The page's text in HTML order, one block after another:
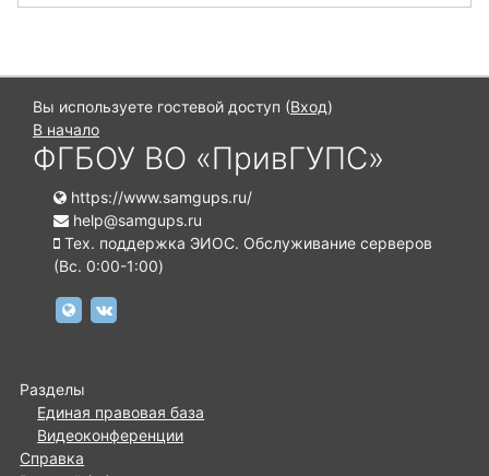
Вы используете гостевой доступ (Вход)
В начало
ФГБОУ ВО «ПривГУПС»
https://www.samgups.ru/
help@samgups.ru
Тех. поддержка ЭИОС. Обслуживание серверов
(Вc. 0:00-1:00)
https://www.samgups.ru
Разделы
Единая правовая база
Видеоконференции
Справка